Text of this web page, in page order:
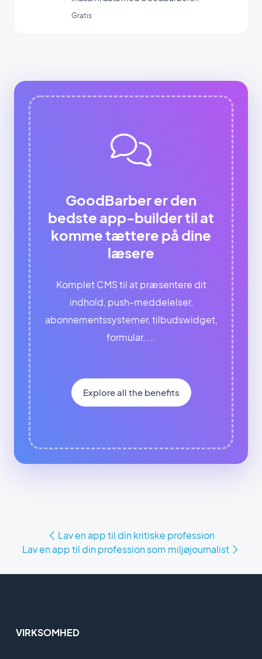
Gratis
GoodBarber er den
bedste app-builder til at
komme tættere på dine
læsere
Komplet CMS til at præsentere dit
indhold, push-meddelelser,
abonnementssystemer, tilbudswidget,
formular, ...
Explore all the benefits
Lav en app til din kritiske profession
Lav en app til din profession som miljøjournalist
VIRKSOMHED